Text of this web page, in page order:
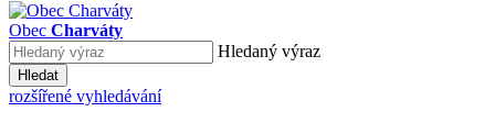
Obec Charváty
Hledaný výraz
Hledat
rozšířené vyhledávání